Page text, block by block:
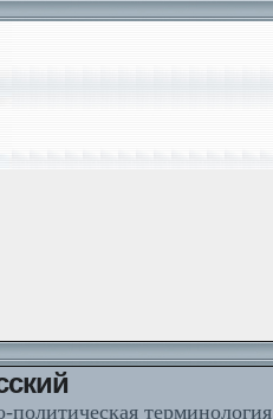
политическая терминология